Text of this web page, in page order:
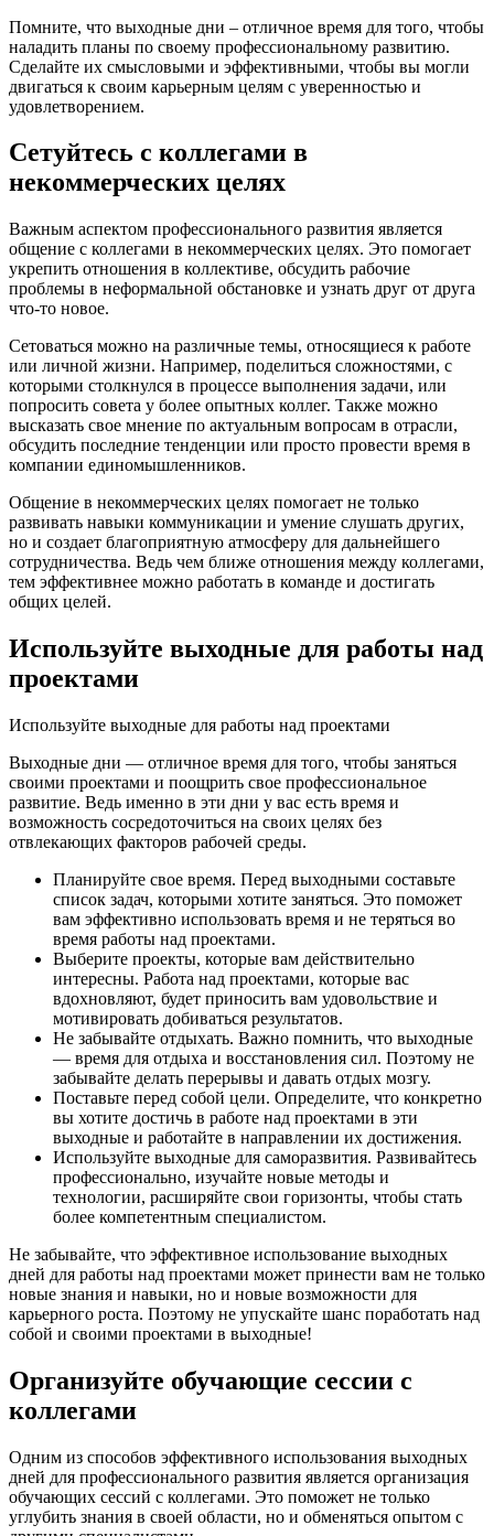
Помните, что выходные дни – отличное время для того, чтобы
наладить планы по своему профессиональному развитию.
Сделайте их смысловыми и эффективными, чтобы вы могли
двигаться к своим карьерным целям с уверенностью и
удовлетворением.
Сетуйтесь с коллегами в
некоммерческих целях
Важным аспектом профессионального развития является
общение с коллегами в некоммерческих целях. Это помогает
укрепить отношения в коллективе, обсудить рабочие
проблемы в неформальной обстановке и узнать друг от друга
что-то новое.
Сетоваться можно на различные темы, относящиеся к работе
или личной жизни. Например, поделиться сложностями, с
которыми столкнулся в процессе выполнения задачи, или
попросить совета у более опытных коллег. Также можно
высказать свое мнение по актуальным вопросам в отрасли,
обсудить последние тенденции или просто провести время в
компании единомышленников.
Общение в некоммерческих целях помогает не только
развивать навыки коммуникации и умение слушать других,
но и создает благоприятную атмосферу для дальнейшего
сотрудничества. Ведь чем ближе отношения между коллегами,
тем эффективнее можно работать в команде и достигать
общих целей.
Используйте выходные для работы над
проектами
Используйте выходные для работы над проектами
Выходные дни — отличное время для того, чтобы заняться
своими проектами и поощрить свое профессиональное
развитие. Ведь именно в эти дни у вас есть время и
возможность сосредоточиться на своих целях без
отвлекающих факторов рабочей среды.
Планируйте свое время. Перед выходными составьте
список задач, которыми хотите заняться. Это поможет
вам эффективно использовать время и не теряться во
время работы над проектами.
Выберите проекты, которые вам действительно
интересны. Работа над проектами, которые вас
вдохновляют, будет приносить вам удовольствие и
мотивировать добиваться результатов.
Не забывайте отдыхать. Важно помнить, что выходные
— время для отдыха и восстановления сил. Поэтому не
забывайте делать перерывы и давать отдых мозгу.
Поставьте перед собой цели. Определите, что конкретно
вы хотите достичь в работе над проектами в эти
выходные и работайте в направлении их достижения.
Используйте выходные для саморазвития. Развивайтесь
профессионально, изучайте новые методы и
технологии, расширяйте свои горизонты, чтобы стать
более компетентным специалистом.
Не забывайте, что эффективное использование выходных
дней для работы над проектами может принести вам не только
новые знания и навыки, но и новые возможности для
карьерного роста. Поэтому не упускайте шанс поработать над
собой и своими проектами в выходные!
Организуйте обучающие сессии с
коллегами
Одним из способов эффективного использования выходных
дней для профессионального развития является организация
обучающих сессий с коллегами. Это поможет не только
углубить знания в своей области, но и обменяться опытом с